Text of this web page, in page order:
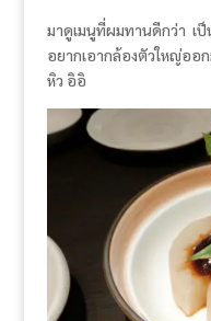
มาดูเมนูที่ผมทานดีกว่า เ
อยากเอากล้องตัวใหญ่ออ
หิว อิอิ